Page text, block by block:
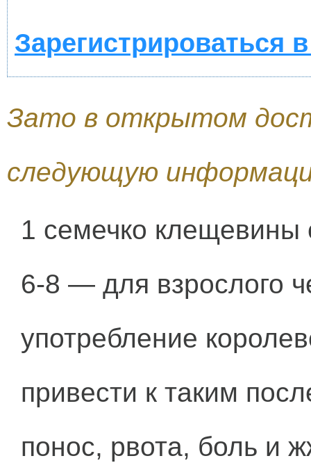
Зарегистрироваться
Зато в открытом
следующую
1 семечко клещевины
6-8 — для взрослого
употребление
привести к таким
понос, рвота, боль и